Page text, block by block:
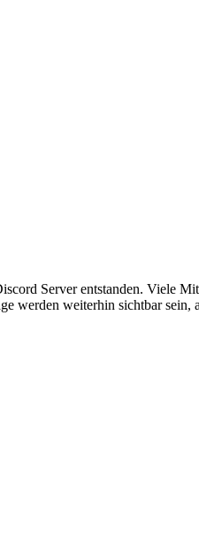
Server entstanden. Viele
werden weiterhin sichtbar